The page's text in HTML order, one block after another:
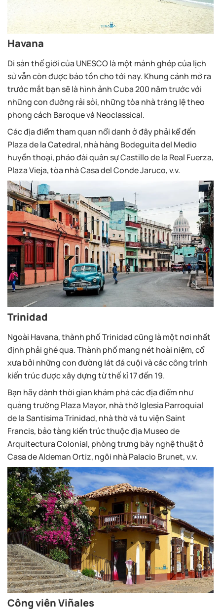
Havana
Di sản thế giới của UNESCO là một mảnh ghép của lịch
sử vẫn còn được bảo tồn cho tới nay. Khung cảnh mở ra
trước mắt bạn sẽ là hình ảnh Cuba 200 năm trước với
những con đường rải sỏi, những tòa nhà tráng lệ theo
phong cách Baroque và Neoclassical.
Các địa điểm tham quan nổi danh ở đây phải kể đến
Plaza de la Catedral, nhà hàng Bodeguita del Medio
huyền thoại, pháo đài quân sự Castillo de la Real Fuerza,
Plaza Vieja, tòa nhà Casa del Conde Jaruco, v.v.
Trinidad
Ngoài Havana, thành phố Trinidad cũng là một nơi nhất
định phải ghé qua. Thành phố mang nét hoài niệm, cổ
xưa bởi những con đường lát đá cuội và các công trình
kiến trúc được xây dựng từ thế kỉ 17 đến 19.
Bạn hãy dành thời gian khám phá các địa điểm như
quảng trường Plaza Mayor, nhà thờ Iglesia Parroquial
de la Santisima Trinidad, nhà thờ và tu viện Saint
Francis, bảo tàng kiến trúc thuộc địa Museo de
Arquitectura Colonial, phòng trưng bày nghệ thuật ở
Casa de Aldeman Ortiz, ngôi nhà Palacio Brunet, v.v.
Công viên Viñales